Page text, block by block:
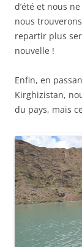
d’été et nous
nous
repartir plus
nouvelle !
Enfin, en
Kirghizistan,
du pays, mais